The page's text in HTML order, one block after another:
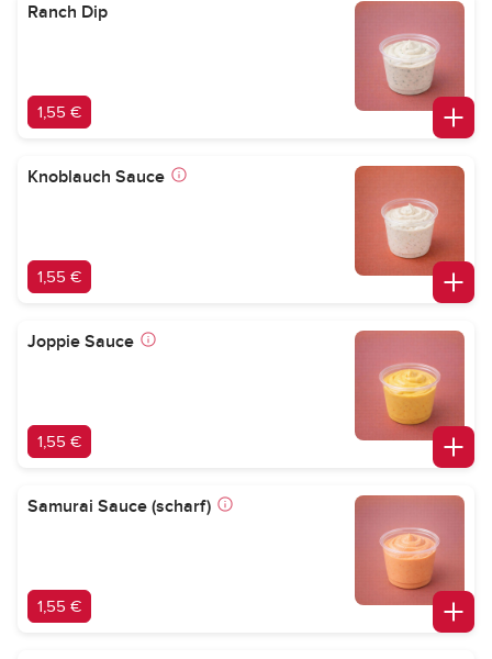
Ranch Dip
1,55 €
Knoblauch Sauce
1,55 €
Joppie Sauce
1,55 €
Samurai Sauce (scharf)
1,55 €